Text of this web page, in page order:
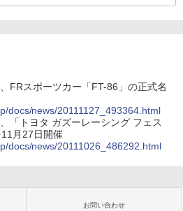
FRスポーツカー「FT-86」の正式名
docs/news/20111127_493364.html
「トヨタ ガズーレーシング フェス
月27日開催
docs/news/20111026_486292.html
お問い合わせ